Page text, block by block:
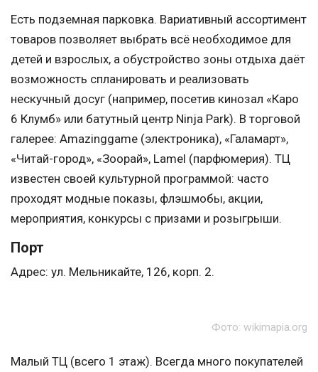
Есть подземная парковка. Вариативный ассортимент
товаров позволяет выбрать всё необходимое для
детей и взрослых, а обустройство зоны отдыха даёт
возможность спланировать и реализовать
нескучный досуг (например, посетив кинозал «Каро
6 Клумб» или батутный центр Ninja Park). В торговой
галерее: Amazinggame (электроника), «Галамарт»,
«Читай-город», «Зоорай», Lamel (парфюмерия). ТЦ
известен своей культурной программой: часто
проходят модные показы, флэшмобы, акции,
мероприятия, конкурсы с призами и розыгрыши.
Порт
Адрес: ул. Мельникайте, 126, корп. 2.
Фото: wikimapia.org
Малый ТЦ (всего 1 этаж). Всегда много покупателей